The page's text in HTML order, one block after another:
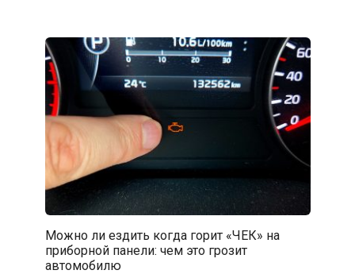
Можно ли ездить когда горит «ЧЕК» на
приборной панели: чем это грозит
автомобилю